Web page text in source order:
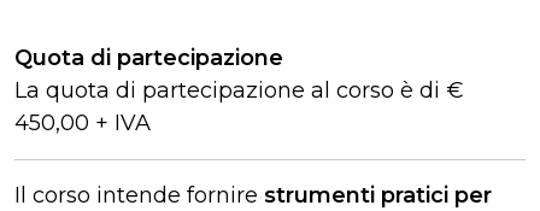
Quota di partecipazione
La quota di partecipazione al corso è di €
450,00 + IVA
Il corso intende fornire strumenti pratici per